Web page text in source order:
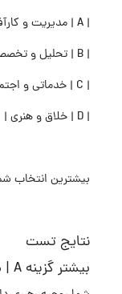
| A |
مدیریت و
| B |
تحلیل و
| C |
خدماتی و
| D |
خلاق و هنری |
بیشترین انتخاب
نتایج تست
بیشتر گزینه A |